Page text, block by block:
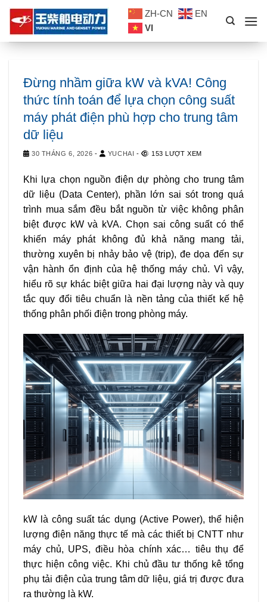
Skip
content
ZH-CN
EN
VI
Đừng nhầm giữa kW và kVA! Công
thức tính toán để lựa chọn công suất
máy phát điện phù hợp cho trung tâm
dữ liệu
30 THÁNG 6, 2026 - YUCHAI - 153 LƯỢT XEM
Khi lựa chọn nguồn điện dự phòng cho trung tâm
dữ liệu (Data Center), phần lớn sai sót trong quá
trình mua sắm đều bắt nguồn từ việc không phân
biệt được kW và kVA. Chọn sai công suất có thể
khiến máy phát không đủ khả năng mang tải,
thường xuyên bị nhảy bảo vệ (trip), đe dọa đến sự
vận hành ổn định của hệ thống máy chủ. Vì vậy,
hiểu rõ sự khác biệt giữa hai đại lượng này và quy
tắc quy đổi tiêu chuẩn là nền tảng của thiết kế hệ
thống phân phối điện trong phòng máy.
kW là công suất tác dụng (Active Power), thể hiện
lượng điện năng thực tế mà các thiết bị CNTT như
máy chủ, UPS, điều hòa chính xác… tiêu thụ để
thực hiện công việc. Khi chủ đầu tư thống kê tổng
phụ tải điện của trung tâm dữ liệu, giá trị được đưa
ra thường là kW.